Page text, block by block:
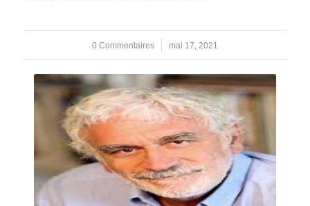
0 Commentaires
/ mai 17, 2021